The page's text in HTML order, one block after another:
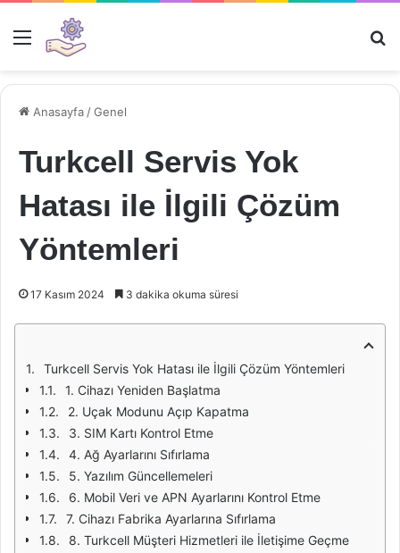
Menü
Anasayfa /Genel
Turkcell Servis Yok
Hatası ile İlgili Çözüm
Yöntemleri
17 Kasım 2024 3 dakika okuma süresi
Turkcell Servis Yok Hatası ile İlgili Çözüm Yöntemleri
1. Cihazı Yeniden Başlatma
2. Uçak Modunu Açıp Kapatma
3. SIM Kartı Kontrol Etme
4. Ağ Ayarlarını Sıfırlama
5. Yazılım Güncellemeleri
6. Mobil Veri ve APN Ayarlarını Kontrol Etme
7. Cihazı Fabrika Ayarlarına Sıfırlama
8. Turkcell Müşteri Hizmetleri ile İletişime Geçme